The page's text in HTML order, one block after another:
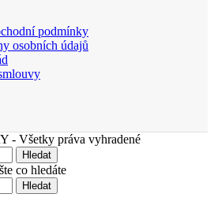
podmínky
osobních údajů
- Všetky práva vyhradené
Hledat
co hledáte
Hledat